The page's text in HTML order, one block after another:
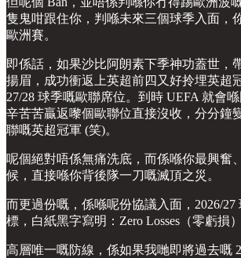
隻鬼咁跟住你，判喺未來三個球季入面，
歐洲賽。
即係話，如果沙比阿朗素下季神功蓋世，
揚眉，成功衝返上英超前四又好拎埋英超
27/28 球季嘅歐聯席位。到時 UEFA 就會
辛苦苦贏返嚟個歐聯位直接沒收，分分鐘
聯嘅英超冠軍 (笑)。
呢個絕對唔係無痛洗底，而係喺你最興奮
候，直接喺你背後隊一刀嘅滅頂之災。
而更過份嘅，係喺呢份協議入面，2026/27
標，白紙黑字寫明：Zero Losses（零虧損）
高層唯一嘅防線，係如果我哋即將過去嘅